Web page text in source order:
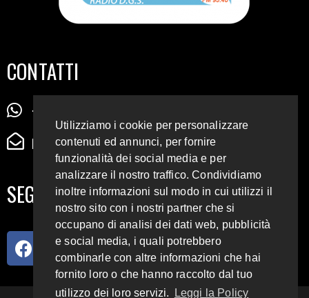
CONTATTI
+39 345 72 72 88 5
radiodigiesse@gmail.com
SEGUICI SUI SOCIAL
Utilizziamo i cookie per personalizzare
contenuti ed annunci, per fornire
funzionalità dei social media e per
analizzare il nostro traffico. Condividiamo
inoltre informazioni sul modo in cui utilizzi il
nostro sito con i nostri partner che si
occupano di analisi dei dati web, pubblicità
e social media, i quali potrebbero
combinarle con altre informazioni che hai
fornito loro o che hanno raccolto dal tuo
utilizzo dei loro servizi.
Leggi la Policy